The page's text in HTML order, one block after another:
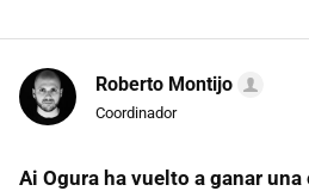
Roberto Montijo
Coordinador
Ai Ogura ha vuelto a ganar